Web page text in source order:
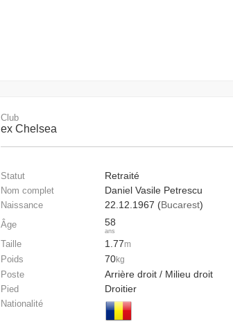
Club
ex Chelsea
Statut Retraité
Nom complet Daniel Vasile Petrescu
Naissance 22.12.1967 (Bucarest)
Âge 58
ans
Taille 1.77m
Poids 70kg
Poste Arrière droit / Milieu droit
Pied Droitier
Nationalité